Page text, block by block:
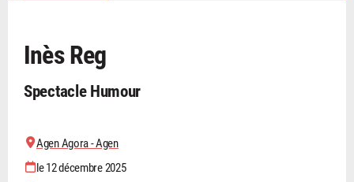
Inès Reg
Spectacle Humour
Agen Agora - Agen
le 12 décembre 2025